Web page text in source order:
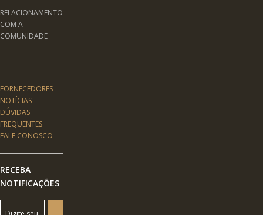
RELACIONAMENTO
COM A
COMUNIDADE
FORNECEDORES
NOTÍCIAS
DÚVIDAS
FREQUENTES
FALE CONOSCO
RECEBA
NOTIFICAÇÕES